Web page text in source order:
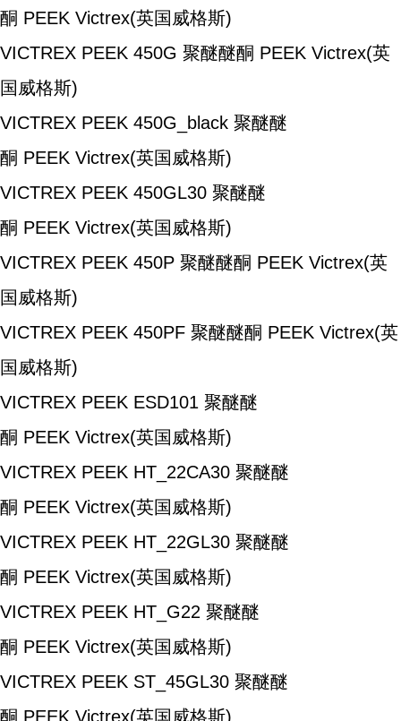
酮 PEEK Victrex(英国威格斯)
VICTREX PEEK 450G 聚醚醚酮 PEEK Victrex(英
国威格斯)
VICTREX PEEK 450G_black 聚醚醚
酮 PEEK Victrex(英国威格斯)
VICTREX PEEK 450GL30 聚醚醚
酮 PEEK Victrex(英国威格斯)
VICTREX PEEK 450P 聚醚醚酮 PEEK Victrex(英
国威格斯)
VICTREX PEEK 450PF 聚醚醚酮 PEEK Victrex(英
国威格斯)
VICTREX PEEK ESD101 聚醚醚
酮 PEEK Victrex(英国威格斯)
VICTREX PEEK HT_22CA30 聚醚醚
酮 PEEK Victrex(英国威格斯)
VICTREX PEEK HT_22GL30 聚醚醚
酮 PEEK Victrex(英国威格斯)
VICTREX PEEK HT_G22 聚醚醚
酮 PEEK Victrex(英国威格斯)
VICTREX PEEK ST_45GL30 聚醚醚
酮 PEEK Victrex(英国威格斯)